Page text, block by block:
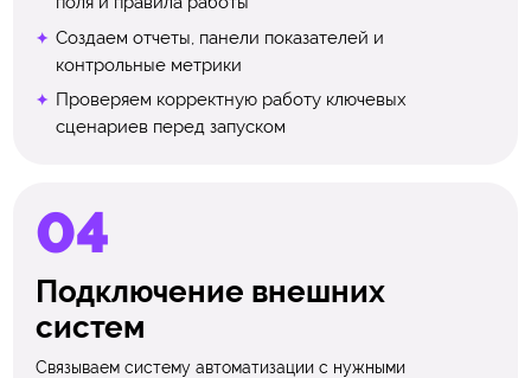
Создаем отчеты, панели показателей и
контрольные метрики
Проверяем корректную работу ключевых
сценариев перед запуском
Подключение внешних
систем
Связываем систему автоматизации с нужными